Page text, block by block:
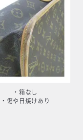
・箱なし
・傷や日焼けあり